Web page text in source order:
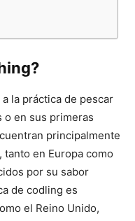
la práctica de pescar
o en sus primeras
principalmente
en Europa como
por su sabor
de codling es
el Reino Unido,